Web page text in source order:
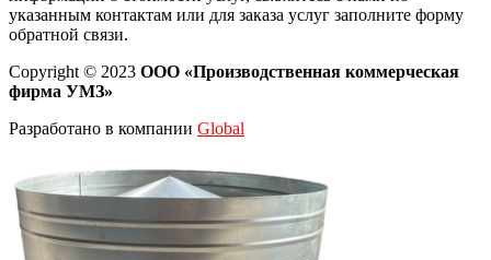
указанным контактам или для заказа услуг заполните форму
обратной связи.
Copyright © 2023 ООО «Производственная коммерческая
фирма УМЗ»
Разработано в компании Global